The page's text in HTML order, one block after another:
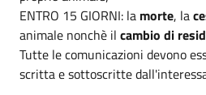
ENTRO 15 GIORNI: la morte, la
animale nonchè il cambio di
Tutte le comunicazioni devono
scritta e sottoscritte